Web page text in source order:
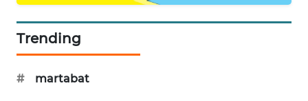
Trending
# martabat
MKLI